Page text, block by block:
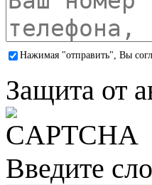
Нажимая "отправить", Вы
Защита от
Введите